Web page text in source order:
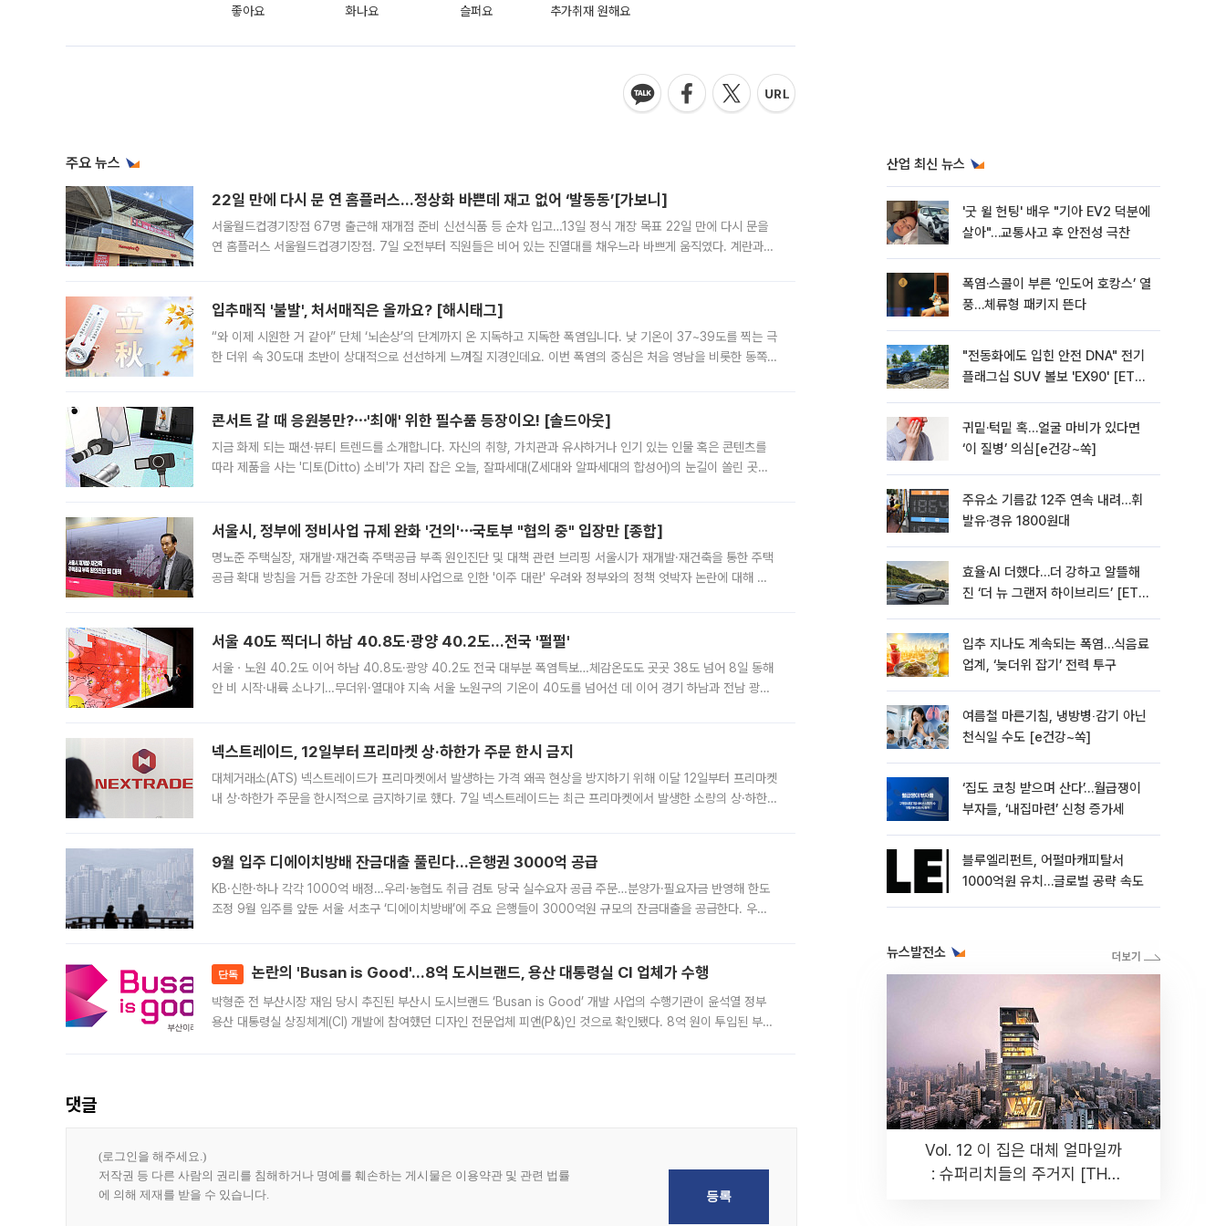
좋아요 화나요 슬퍼요 추가취재 원해요
주요 뉴스
22일 만에 다시 문 연 홈플러스…정상화 바쁜데 재고 없어 ‘발동동’[가보니]
서울월드컵경기장점 67명 출근해 재개점 준비 신선식품 등 순차 입고…13일 정식 개장 목표 22일 만에 다시 문을
연 홈플러스 서울월드컵경기장점. 7일 오전부터 직원들은 비어 있는 진열대를 채우느라 바쁘게 움직였다. 계란과
입추매직 '불발', 처서매직은 올까요? [해시태그]
“와 이제 시원한 거 같아” 단체 ‘뇌손상’의 단계까지 온 지독하고 지독한 폭염입니다. 낮 기온이 37~39도를 찍는 극
한 더위 속 30도대 초반이 상대적으로 선선하게 느껴질 지경인데요. 이번 폭염의 중심은 처음 영남을 비롯한 동쪽
콘서트 갈 때 응원봉만?⋯'최애' 위한 필수품 등장이오! [솔드아웃]
지금 화제 되는 패션·뷰티 트렌드를 소개합니다. 자신의 취향, 가치관과 유사하거나 인기 있는 인물 혹은 콘텐츠를
따라 제품을 사는 '디토(Ditto) 소비'가 자리 잡은 오늘, 잘파세대(Z세대와 알파세대의 합성어)의 눈길이 쏠린 곳은
서울시, 정부에 정비사업 규제 완화 '건의'⋯국토부 "협의 중" 입장만 [종합]
명노준 주택실장, 재개발·재건축 주택공급 부족 원인진단 및 대책 관련 브리핑 서울시가 재개발·재건축을 통한 주택
공급 확대 방침을 거듭 강조한 가운데 정비사업으로 인한 '이주 대란' 우려와 정부와의 정책 엇박자 논란에 대해 정
서울 40도 찍더니 하남 40.8도·광양 40.2도…전국 '펄펄'
서울ㆍ노원 40.2도 이어 하남 40.8도·광양 40.2도 전국 대부분 폭염특보…체감온도도 곳곳 38도 넘어 8일 동해
안 비 시작·내륙 소나기…무더위·열대야 지속 서울 노원구의 기온이 40도를 넘어선 데 이어 경기 하남과 전남 광양
넥스트레이드, 12일부터 프리마켓 상·하한가 주문 한시 금지
대체거래소(ATS) 넥스트레이드가 프리마켓에서 발생하는 가격 왜곡 현상을 방지하기 위해 이달 12일부터 프리마켓
내 상·하한가 주문을 한시적으로 금지하기로 했다. 7일 넥스트레이드는 최근 프리마켓에서 발생한 소량의 상·하한
9월 입주 디에이치방배 잔금대출 풀린다…은행권 3000억 공급
KB·신한·하나 각각 1000억 배정…우리·농협도 취급 검토 당국 실수요자 공급 주문…분양가·필요자금 반영해 한도
조정 9월 입주를 앞둔 서울 서초구 ‘디에이치방배’에 주요 은행들이 3000억원 규모의 잔금대출을 공급한다. 우리
단독 논란의 'Busan is Good'…8억 도시브랜드, 용산 대통령실 CI 업체가 수행
박형준 전 부산시장 재임 당시 추진된 부산시 도시브랜드 ‘Busan is Good’ 개발 사업의 수행기관이 윤석열 정부
용산 대통령실 상징체계(CI) 개발에 참여했던 디자인 전문업체 피앤(P&)인 것으로 확인됐다. 8억 원이 투입된 부산
댓글
산업 최신 뉴스
'굿 윌 헌팅' 배우 "기아 EV2 덕분에
살아"…교통사고 후 안전성 극찬
폭염·스콜이 부른 ‘인도어 호캉스’ 열
풍…체류형 패키지 뜬다
"전동화에도 입힌 안전 DNA" 전기
플래그십 SUV 볼보 'EX90' [ET의
귀밑·턱밑 혹…얼굴 마비가 있다면
‘이 질병’ 의심[e건강~쏙]
주유소 기름값 12주 연속 내려…휘
발유·경유 1800원대
효율·AI 더했다…더 강하고 알뜰해
진 ‘더 뉴 그랜저 하이브리드’ [ET의
입추 지나도 계속되는 폭염…식음료
업계, ‘늦더위 잡기’ 전력 투구
여름철 마른기침, 냉방병‧감기 아닌
천식일 수도 [e건강~쏙]
‘집도 코칭 받으며 산다’…월급쟁이
부자들, ‘내집마련’ 신청 증가세
블루엘리펀트, 어펄마캐피탈서
1000억원 유치…글로벌 공략 속도
뉴스발전소
Vol. 12 이 집은 대체 얼마일까
: 슈퍼리치들의 주거지 [THE